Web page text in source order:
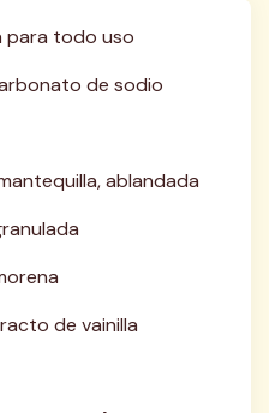
para todo uso
de sodio
ablandada
de vainilla